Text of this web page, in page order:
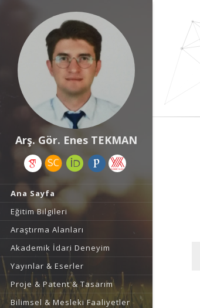
Arş. Gör. Enes TEKMAN
Ana Sayfa
Eğitim Bilgileri
Araştırma Alanları
Akademik İdari Deneyim
Yayınlar & Eserler
Proje & Patent & Tasarım
Bilimsel & Mesleki Faaliyetler